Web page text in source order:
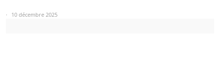
10 décembre 2025